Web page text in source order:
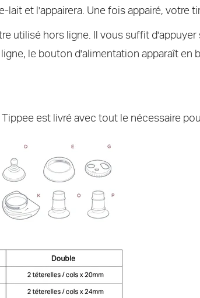
et l'appairera. Une fois appairé, votre
utilisé hors ligne. Il vous suffit
le bouton d'alimentation apparaît en
est livré avec tout le nécessaire